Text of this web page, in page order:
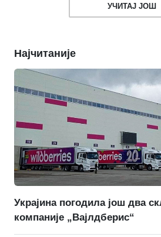
УЧИТАЈ ЈОШ
Најчитаније
Украјина погодила још два
компаније „Вајлдберис“